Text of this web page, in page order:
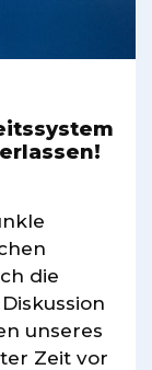
die
unseres
Zeit vor